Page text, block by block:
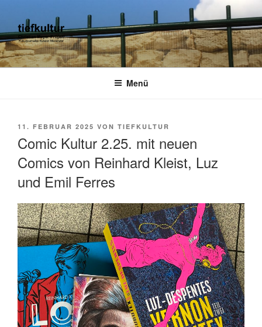
springen
TIEFKULTUR
kulturjournalist kurator moderator
Menü
VERÖFFENTLICHT
11. FEBRUAR 2025 VON TIEFKULTUR
Comic Kultur 2.25. mit neuen
Comics von Reinhard Kleist, Luz
und Emil Ferres